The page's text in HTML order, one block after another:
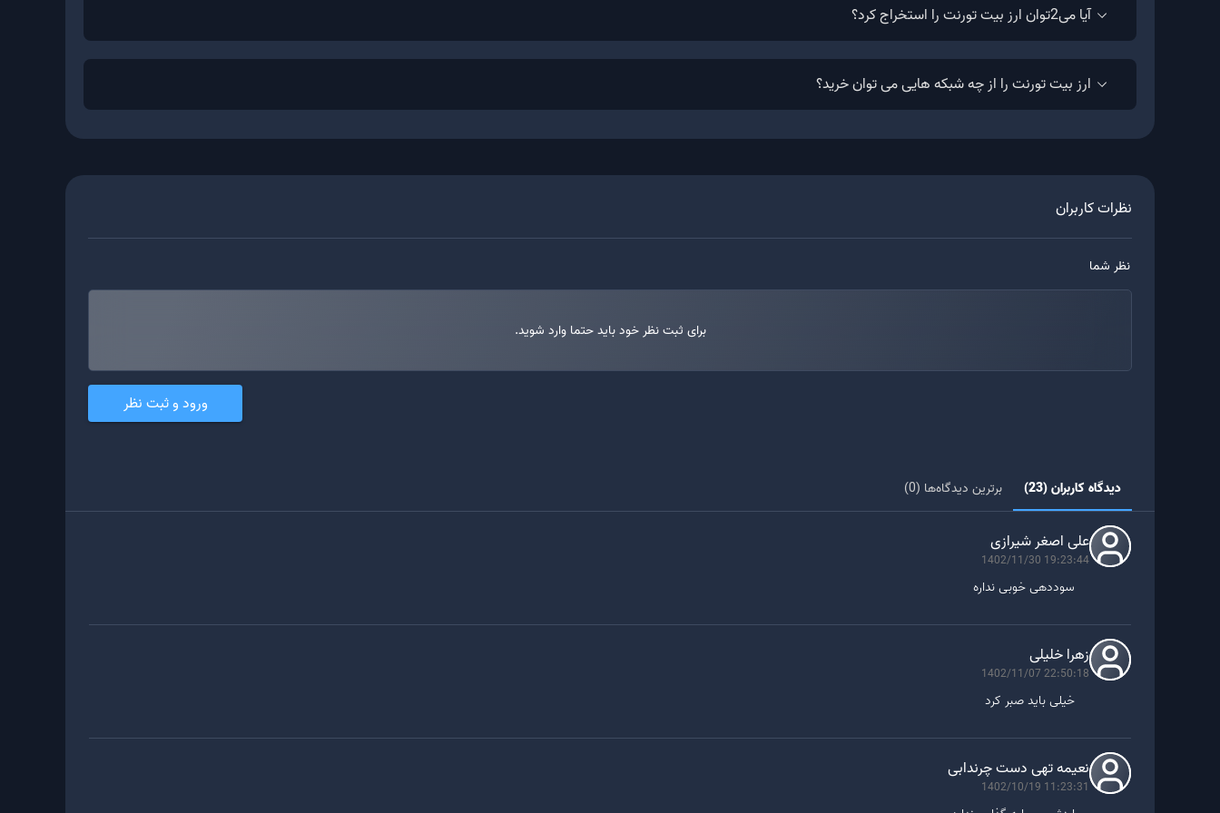
بهترین کیف پول ارز بیت تورنت
جهت ذخیره سازی ارز بیت تورنت، موارد زیر را پیشنهاد می کنیم:
کیف پول سخت افزاری لجر
کیف پول ترون
همانطور که اشاره کردیم، شما قادرید ارز بیت تورنت را بر روی شبکه های بایننس اسمارت چین و TRC20 از پلتفرم معاملاتی موربیت خریداری کنید. حداقل میزان خرید بیت تورنت از این
آیا می2توان ارز بیت تورنت را استخراج کرد؟
ارز بیت تورنت را از چه شبکه هایی می توان خرید؟
نظرات کاربران
نظر شما
برای ثبت نظر خود باید حتما وارد شوید.
ورود و ثبت نظر
دیدگاه کاربران (23) برترین دیدگاه‌ها (0)
علی اصغر شیرازی
1402/11/30 19:23:44
سوددهی خوبی نداره
زهرا خلیلی
1402/11/07 22:50:18
خیلی باید صبر کرد
نعیمه تهی دست چرندابی
1402/10/19 11:23:31